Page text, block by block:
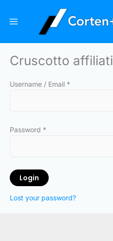
Cruscotto affiliati
Username / Email *
Password *
Login
Lost your password?